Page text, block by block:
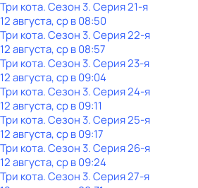
Три кота. Сезон 3. Серия 21-я
12 августа, ср в 08:50
Три кота. Сезон 3. Серия 22-я
12 августа, ср в 08:57
Три кота. Сезон 3. Серия 23-я
12 августа, ср в 09:04
Три кота. Сезон 3. Серия 24-я
12 августа, ср в 09:11
Три кота. Сезон 3. Серия 25-я
12 августа, ср в 09:17
Три кота. Сезон 3. Серия 26-я
12 августа, ср в 09:24
Три кота. Сезон 3. Серия 27-я